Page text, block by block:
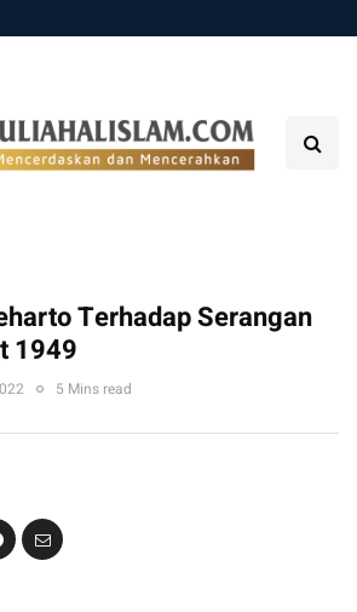
Terhadap Serangan
1949
5 Mins read